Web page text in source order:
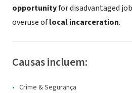
opportunityfor disadvantaged
overuse oflocal incarceration.
Causas incluem:
Crime & Segurança